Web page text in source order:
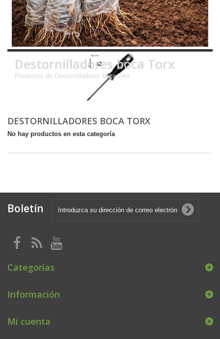
Destornilladores boca Torx
Productos de Destornilladores boca Torx
DESTORNILLADORES BOCA TORX
No hay productos en esta categoría
Boletín
Categorías
Información
Mi cuenta